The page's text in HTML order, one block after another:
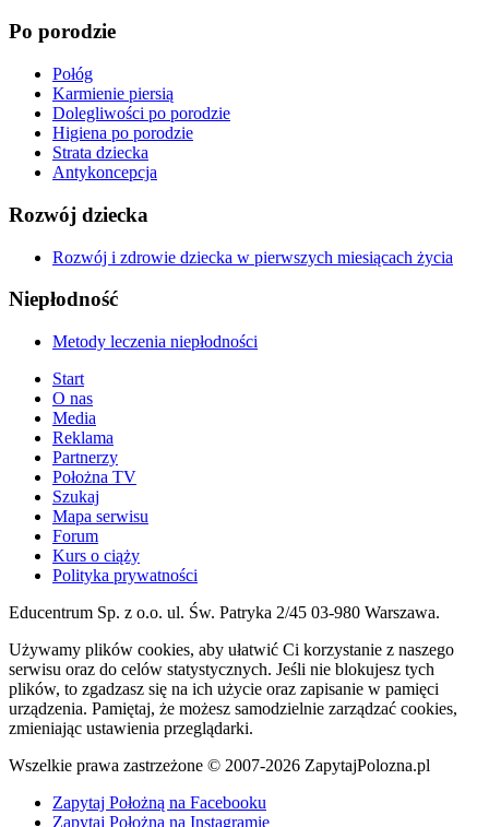
Po porodzie
Połóg
Karmienie piersią
Dolegliwości po porodzie
Higiena po porodzie
Strata dziecka
Antykoncepcja
Rozwój dziecka
Rozwój i zdrowie dziecka w pierwszych miesiącach życia
Niepłodność
Metody leczenia niepłodności
Start
O nas
Media
Reklama
Partnerzy
Położna TV
Szukaj
Mapa serwisu
Forum
Kurs o ciąży
Polityka prywatności
Educentrum Sp. z o.o. ul. Św. Patryka 2/45 03-980 Warszawa.
Używamy plików cookies, aby ułatwić Ci korzystanie z naszego
serwisu oraz do celów statystycznych. Jeśli nie blokujesz tych
plików, to zgadzasz się na ich użycie oraz zapisanie w pamięci
urządzenia. Pamiętaj, że możesz samodzielnie zarządzać cookies,
zmieniając ustawienia przeglądarki.
Wszelkie prawa zastrzeżone © 2007-2026 ZapytajPolozna.pl
Zapytaj Położną na Facebooku
Zapytaj Położną na Instagramie